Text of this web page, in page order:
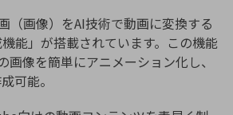
（画像）をAI技術で動画に変換する
機能」が搭載されています。この機能
画像を簡単にアニメーション化し、
可能。